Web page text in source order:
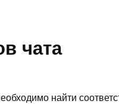
чата
найти